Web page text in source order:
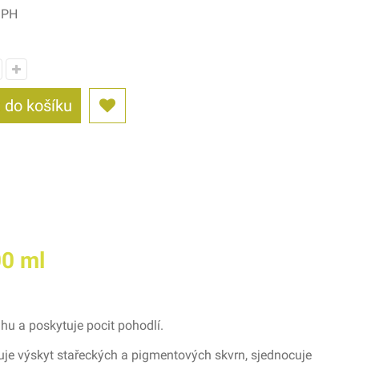
do košíku
ml
a poskytuje pocit pohodlí.
výskyt stařeckých a pigmentových skvrn, sjednocuje